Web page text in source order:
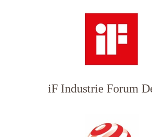
iF Industrie Forum